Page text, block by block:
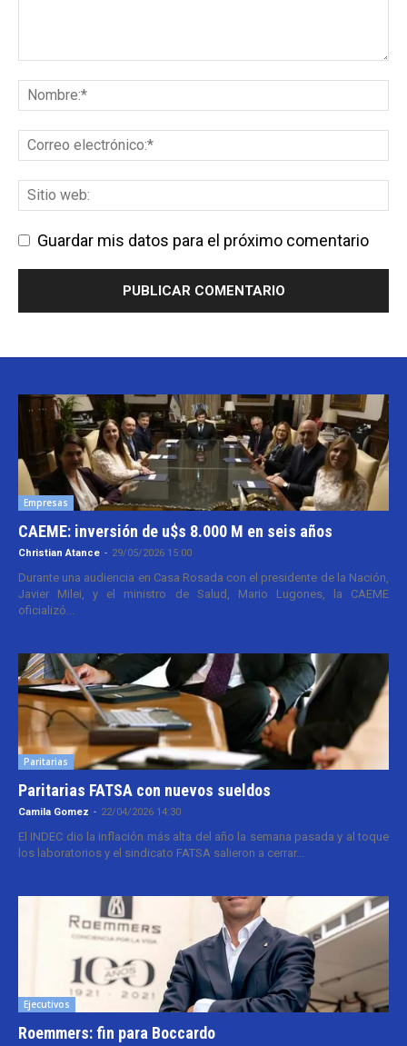
Guardar mis datos para el próximo comentario
Empresas
CAEME: inversión de u$s 8.000 M en seis años
Christian Atance - 29/05/2026 15:00
Durante una audiencia en Casa Rosada con el presidente de la Nación,
Javier Milei, y el ministro de Salud, Mario Lugones, la CAEME
oficializó...
Paritarias
Paritarias FATSA con nuevos sueldos
Camila Gomez - 22/04/2026 14:30
El INDEC dio la inflación más alta del año la semana pasada y al toque
los laboratorios y el sindicato FATSA salieron a cerrar...
Ejecutivos
Roemmers: fin para Boccardo